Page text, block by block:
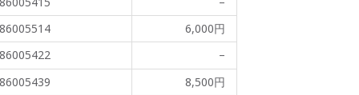
6,000円
–
8,500円